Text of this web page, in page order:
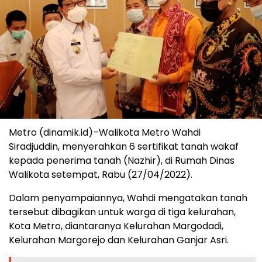
Metro (dinamik.id)–Walikota Metro Wahdi
Siradjuddin, menyerahkan 6 sertifikat tanah wakaf
kepada penerima tanah (Nazhir), di Rumah Dinas
Walikota setempat, Rabu (27/04/2022).
Dalam penyampaiannya, Wahdi mengatakan tanah
tersebut dibagikan untuk warga di tiga kelurahan,
Kota Metro, diantaranya Kelurahan Margodadi,
Kelurahan Margorejo dan Kelurahan Ganjar Asri.